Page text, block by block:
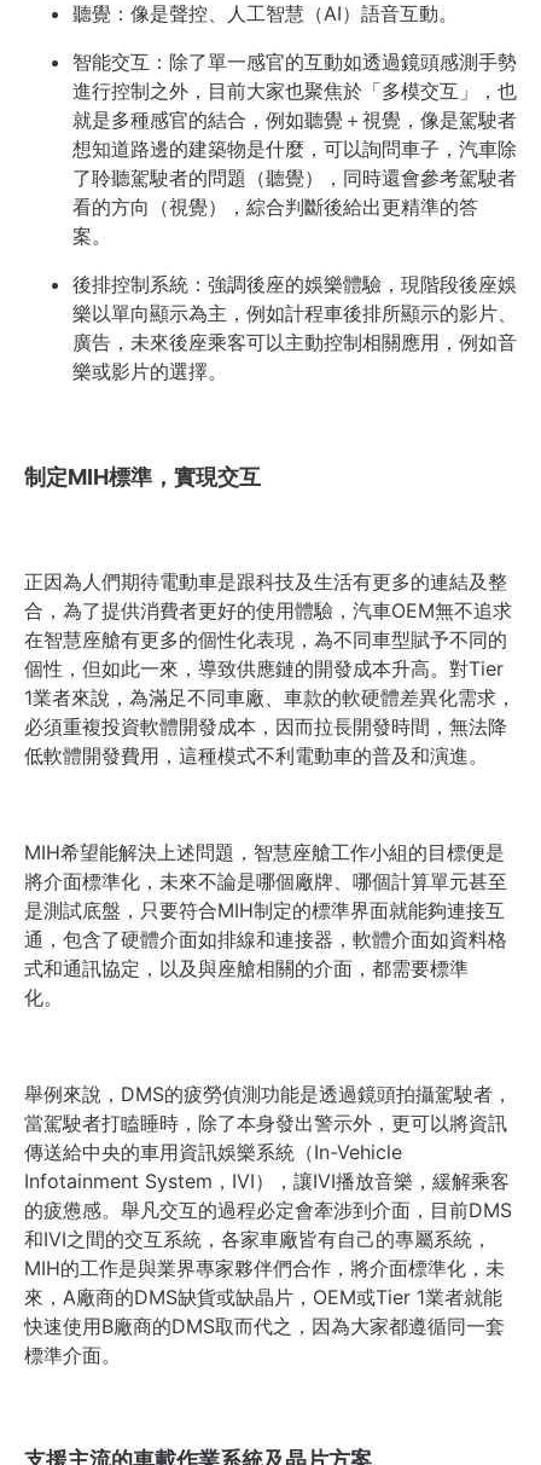
聽覺：像是聲控、人工智慧（AI）語音互動。
智能交互：除了單一感官的互動如透過鏡頭感測手勢
進行控制之外，目前大家也聚焦於 「多模交互」，也
就是多種感官的結合，例如聽覺＋視覺，像是駕駛者
想知道路邊的建築物是什麼，可以詢問車子，汽車除
了聆聽駕駛者的問題（聽覺），同時還會參考駕駛者
看的方向（視覺）， 綜合判斷後給出更精準的答
案。
後排控制系統：強調後座的娛樂體驗 ，現階段後座娛
樂以單向顯示為主，例如計程車後排所顯示的影片、
廣告，未來後座乘客可以主動控制相關應用 ，例如音
樂或影片的選擇。
制定MIH標準，實現交互
正因為人們期待電動車是跟科技及生活有更多的連結及整
合，為了提供消費者更好的使用體驗，汽車OEM無不追求
在智慧座艙有更多的個性化表現，為不同車型賦予不同的
個性，但如此一來， 導致供應鏈的開發成本升高。對Tier
1業者來說，為滿足不同車廠、車款的軟硬體差異化需求，
必須重複投資軟體開發成本， 因而拉長開發時間， 無法降
低軟體開發費用，這種模式不利電動車的普及和演進。
MIH希望能解決上述問題，智慧座艙工作小組的目標便是
將介面標準化，未來不論是哪個廠牌、哪個計算單元甚至
是測試底盤，只要符合MIH制定的標準界面就能夠連接互
通，包含了硬體介面如排線和連接器 ，軟體介面如資料格
式和通訊協定 ，以及與座艙相關的介面，都需要標準
化。
舉例來說， DMS的疲勞偵測功能是透過鏡頭拍攝駕駛者 ，
當駕駛者打瞌睡時，除了本身發出警示外， 更可以將資訊
傳送給中央的車用資訊娛樂系統（In-Vehicle
Infotainment System，IVI）， 讓IVI播放音樂，緩解乘客
的疲憊感。舉凡交互的過程必定會牽涉到介面，目前DMS
和IVI之間的交互系統，各家車廠皆有自己的專屬系統，
MIH的工作是與業界專家夥伴們合作，將介面標準化，未
來，A廠商的DMS缺貨或缺晶片， OEM或Tier 1業者就能
快速使用B廠商的DMS取而代之 ，因為大家都遵循同一套
標準介面。
支援主流的車載作業系統及晶片方案